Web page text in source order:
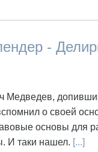
-
Медведев,
о своей
основы для
И таки нашел. [...]